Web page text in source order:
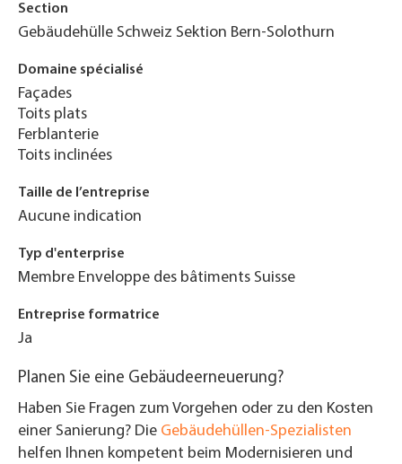
Section
Gebäudehülle Schweiz Sektion Bern-Solothurn
Domaine spécialisé
Façades
Toits plats
Ferblanterie
Toits inclinées
Taille de l’entreprise
Aucune indication
Typ d'enterprise
Membre Enveloppe des bâtiments Suisse
Entreprise formatrice
Ja
Planen Sie eine Gebäudeerneuerung?
Haben Sie Fragen zum Vorgehen oder zu den Kosten
einer Sanierung? Die Gebäudehüllen-Spezialisten
helfen Ihnen kompetent beim Modernisieren und